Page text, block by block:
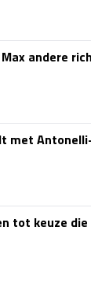
andere
met
tot keuze